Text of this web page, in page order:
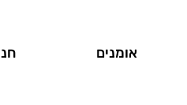
אומנים